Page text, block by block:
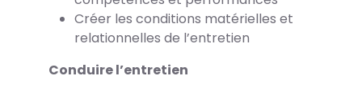
Créer les conditions matérielles et
relationnelles de l’entretien
Conduire l’entretien